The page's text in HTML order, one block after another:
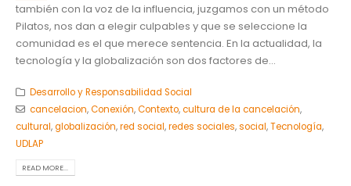
también con la voz de la influencia, juzgamos con un método
Pilatos, nos dan a elegir culpables y que se seleccione la
comunidad es el que merece sentencia. En la actualidad, la
tecnología y la globalización son dos factores de...
Desarrollo y Responsabilidad Social
cancelacion,Conexión,Contexto,cultura de la cancelación,
cultural,globalización,red social,redes sociales,social,Tecnología,
UDLAP
READ MORE...